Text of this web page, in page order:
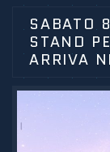
SABATO
STAND
ARRIVA